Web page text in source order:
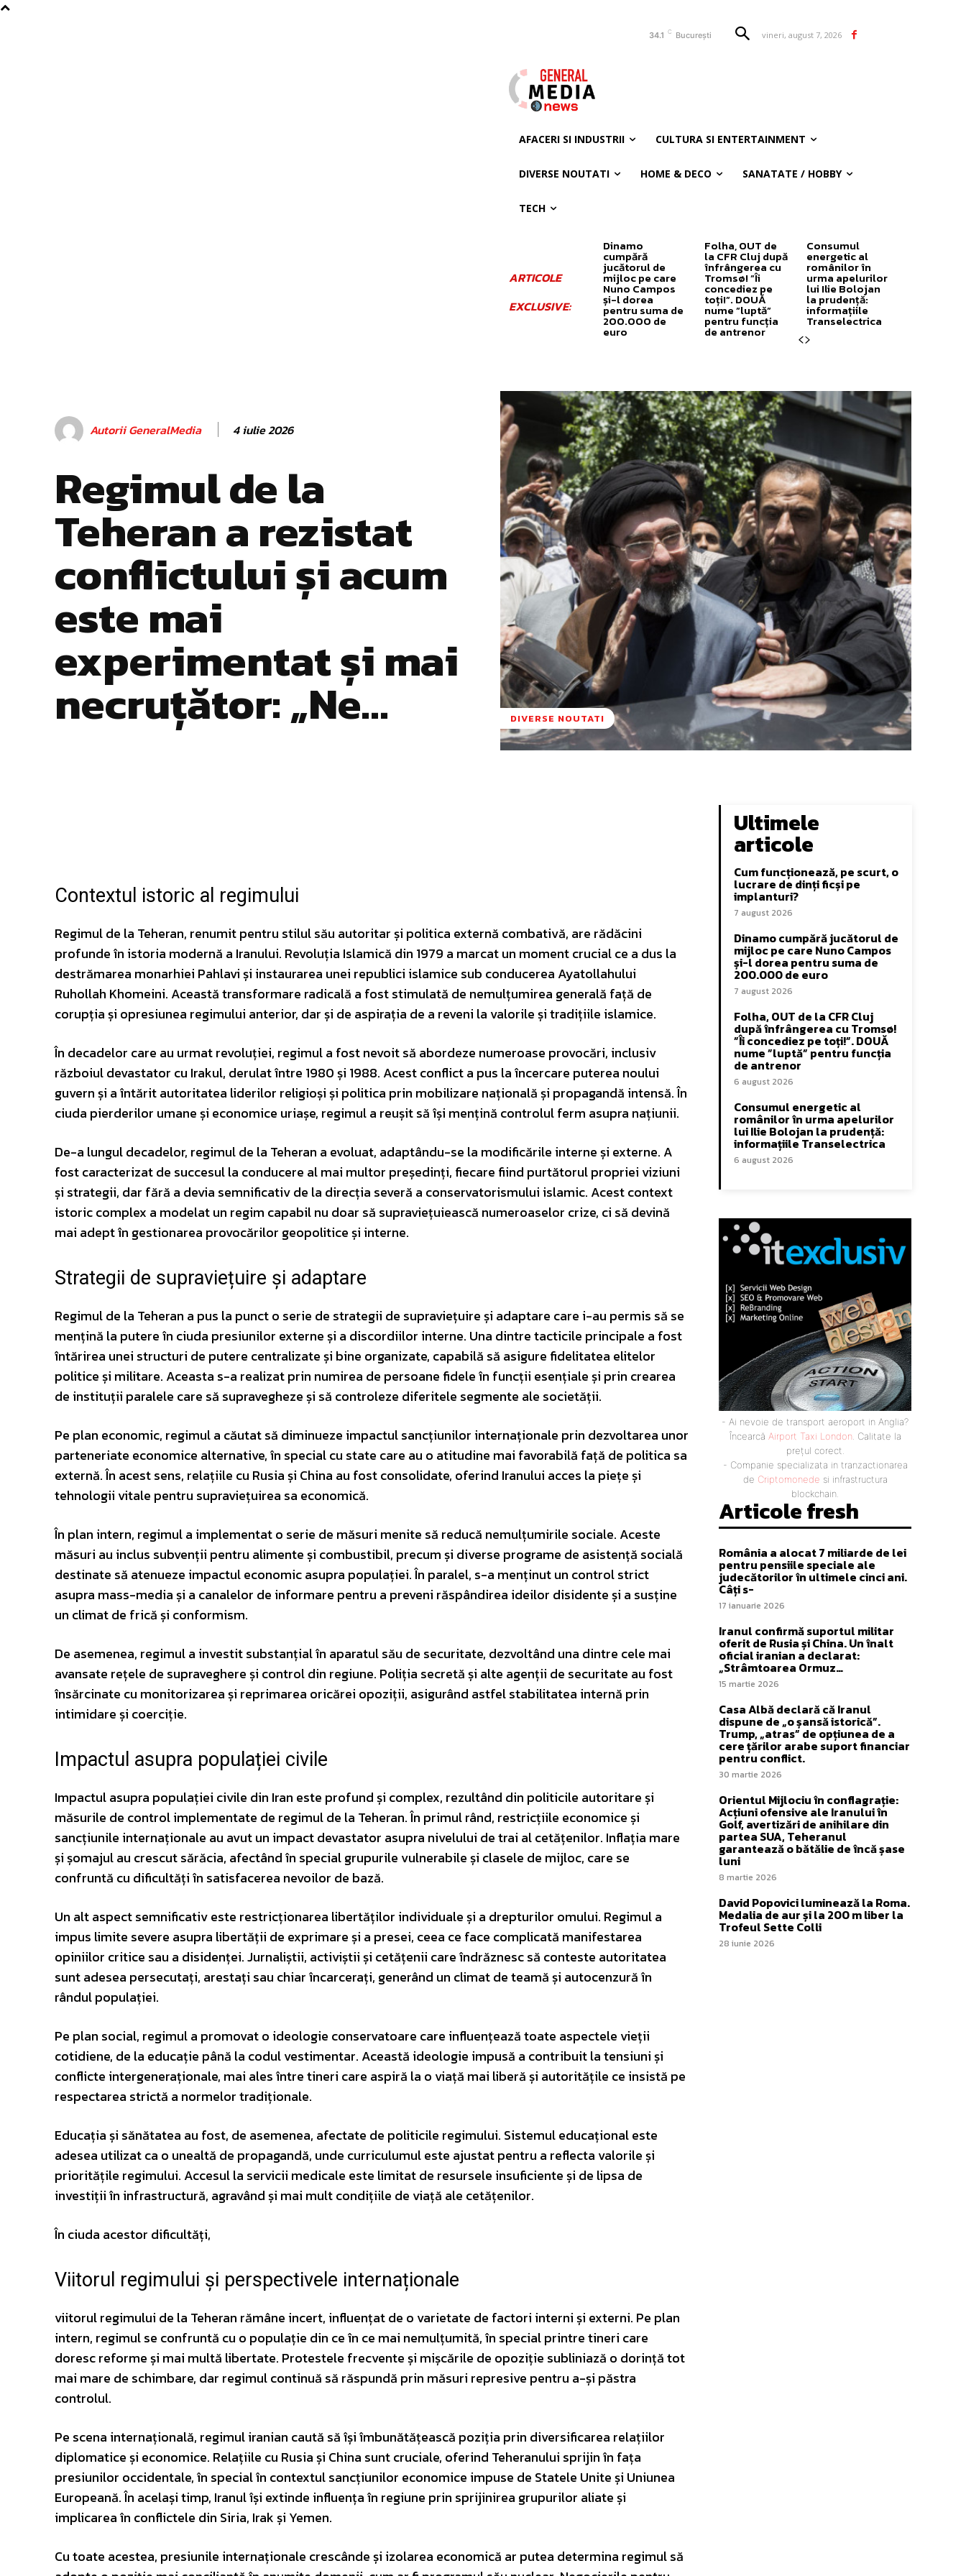
34.1 C București vineri, august 7, 2026
AFACERI SI INDUSTRII CULTURA SI ENTERTAINMENT
DIVERSE NOUTATI HOME & DECO SANATATE / HOBBY
TECH
ARTICOLE
EXCLUSIVE:
Dinamo
cumpără
jucătorul de
mijloc pe care
Nuno Campos
și-l dorea
pentru suma de
200.000 de
euro
Folha, OUT de
la CFR Cluj după
înfrângerea cu
Tromsø! ”Îi
concediez pe
toți!”. DOUĂ
nume ”luptă”
pentru funcția
de antrenor
Consumul
energetic al
românilor în
urma apelurilor
lui Ilie Bolojan
la prudență:
informațiile
Transelectrica
Autorii GeneralMedia 4 iulie 2026
Regimul de la
Teheran a rezistat
conflictului și acum
este mai
experimentat și mai
necruțător: „Ne… DIVERSE NOUTATI
Contextul istoric al regimului
Regimul de la Teheran, renumit pentru stilul său autoritar și politica externă combativă, are rădăcini
profunde în istoria modernă a Iranului. Revoluția Islamică din 1979 a marcat un moment crucial ce a dus la
destrămarea monarhiei Pahlavi și instaurarea unei republici islamice sub conducerea Ayatollahului
Ruhollah Khomeini. Această transformare radicală a fost stimulată de nemulțumirea generală față de
corupția și opresiunea regimului anterior, dar și de aspirația de a reveni la valorile și tradițiile islamice.
În decadelor care au urmat revoluției, regimul a fost nevoit să abordeze numeroase provocări, inclusiv
războiul devastator cu Irakul, derulat între 1980 și 1988. Acest conflict a pus la încercare puterea noului
guvern și a întărit autoritatea liderilor religioși și politica prin mobilizare națională și propagandă intensă. În
ciuda pierderilor umane și economice uriașe, regimul a reușit să își mențină controlul ferm asupra națiunii.
De-a lungul decadelor, regimul de la Teheran a evoluat, adaptându-se la modificările interne și externe. A
fost caracterizat de succesul la conducere al mai multor președinți, fiecare fiind purtătorul propriei viziuni
și strategii, dar fără a devia semnificativ de la direcția severă a conservatorismului islamic. Acest context
istoric complex a modelat un regim capabil nu doar să supraviețuiească numeroaselor crize, ci să devină
mai adept în gestionarea provocărilor geopolitice și interne.
Strategii de supraviețuire și adaptare
Regimul de la Teheran a pus la punct o serie de strategii de supraviețuire și adaptare care i-au permis să se
mențină la putere în ciuda presiunilor externe și a discordiilor interne. Una dintre tacticile principale a fost
întărirea unei structuri de putere centralizate și bine organizate, capabilă să asigure fidelitatea elitelor
politice și militare. Aceasta s-a realizat prin numirea de persoane fidele în funcții esențiale și prin crearea
de instituții paralele care să supravegheze și să controleze diferitele segmente ale societății.
Pe plan economic, regimul a căutat să diminueze impactul sancțiunilor internaționale prin dezvoltarea unor
parteneriate economice alternative, în special cu state care au o atitudine mai favorabilă față de politica sa
externă. În acest sens, relațiile cu Rusia și China au fost consolidate, oferind Iranului acces la piețe și
tehnologii vitale pentru supraviețuirea sa economică.
În plan intern, regimul a implementat o serie de măsuri menite să reducă nemulțumirile sociale. Aceste
măsuri au inclus subvenții pentru alimente și combustibil, precum și diverse programe de asistență socială
destinate să atenueze impactul economic asupra populației. În paralel, s-a menținut un control strict
asupra mass-media și a canalelor de informare pentru a preveni răspândirea ideilor disidente și a susține
un climat de frică și conformism.
De asemenea, regimul a investit substanțial în aparatul său de securitate, dezvoltând una dintre cele mai
avansate rețele de supraveghere și control din regiune. Poliția secretă și alte agenții de securitate au fost
însărcinate cu monitorizarea și reprimarea oricărei opoziții, asigurând astfel stabilitatea internă prin
intimidare și coerciție.
Impactul asupra populației civile
Impactul asupra populației civile din Iran este profund și complex, rezultând din politicile autoritare și
măsurile de control implementate de regimul de la Teheran. În primul rând, restricțiile economice și
sancțiunile internaționale au avut un impact devastator asupra nivelului de trai al cetățenilor. Inflația mare
și șomajul au crescut sărăcia, afectând în special grupurile vulnerabile și clasele de mijloc, care se
confruntă cu dificultăți în satisfacerea nevoilor de bază.
Un alt aspect semnificativ este restricționarea libertăților individuale și a drepturilor omului. Regimul a
impus limite severe asupra libertății de exprimare și a presei, ceea ce face complicată manifestarea
opiniilor critice sau a disidenței. Jurnaliștii, activiștii și cetățenii care îndrăznesc să conteste autoritatea
sunt adesea persecutați, arestați sau chiar încarcerați, generând un climat de teamă și autocenzură în
rândul populației.
Pe plan social, regimul a promovat o ideologie conservatoare care influențează toate aspectele vieții
cotidiene, de la educație până la codul vestimentar. Această ideologie impusă a contribuit la tensiuni și
conflicte intergeneraționale, mai ales între tineri care aspiră la o viață mai liberă și autoritățile ce insistă pe
respectarea strictă a normelor tradiționale.
Educația și sănătatea au fost, de asemenea, afectate de politicile regimului. Sistemul educațional este
adesea utilizat ca o unealtă de propagandă, unde curriculumul este ajustat pentru a reflecta valorile și
prioritățile regimului. Accesul la servicii medicale este limitat de resursele insuficiente și de lipsa de
investiții în infrastructură, agravând și mai mult condițiile de viață ale cetățenilor.
În ciuda acestor dificultăți,
Viitorul regimului și perspectivele internaționale
viitorul regimului de la Teheran rămâne incert, influențat de o varietate de factori interni și externi. Pe plan
intern, regimul se confruntă cu o populație din ce în ce mai nemulțumită, în special printre tineri care
doresc reforme și mai multă libertate. Protestele frecvente și mișcările de opoziție subliniază o dorință tot
mai mare de schimbare, dar regimul continuă să răspundă prin măsuri represive pentru a-și păstra
controlul.
Pe scena internațională, regimul iranian caută să își îmbunătățească poziția prin diversificarea relațiilor
diplomatice și economice. Relațiile cu Rusia și China sunt cruciale, oferind Teheranului sprijin în fața
presiunilor occidentale, în special în contextul sancțiunilor economice impuse de Statele Unite și Uniunea
Europeană. În același timp, Iranul își extinde influența în regiune prin sprijinirea grupurilor aliate și
implicarea în conflictele din Siria, Irak și Yemen.
Cu toate acestea, presiunile internaționale crescânde și izolarea economică ar putea determina regimul să
Ultimele
articole
Cum funcționează, pe scurt, o
lucrare de dinți ficși pe
implanturi?
7 august 2026
Dinamo cumpără jucătorul de
mijloc pe care Nuno Campos
și-l dorea pentru suma de
200.000 de euro
7 august 2026
Folha, OUT de la CFR Cluj
după înfrângerea cu Tromsø!
”Îi concediez pe toți!”. DOUĂ
nume ”luptă” pentru funcția
de antrenor
6 august 2026
Consumul energetic al
românilor în urma apelurilor
lui Ilie Bolojan la prudență:
informațiile Transelectrica
6 august 2026
- Ai nevoie de transport aeroport in Anglia?
Încearcă Airport Taxi London. Calitate la
prețul corect.
- Companie specializata in tranzactionarea
de Criptomonede si infrastructura
blockchain.
Articole fresh
România a alocat 7 miliarde de lei
pentru pensiile speciale ale
judecătorilor în ultimele cinci ani.
Câți s-
17 ianuarie 2026
Iranul confirmă suportul militar
oferit de Rusia și China. Un înalt
oficial iranian a declarat:
„Strâmtoarea Ormuz…
15 martie 2026
Casa Albă declară că Iranul
dispune de „o șansă istorică”.
Trump, „atras” de opțiunea de a
cere țărilor arabe suport financiar
pentru conflict.
30 martie 2026
Orientul Mijlociu în conflagrație:
Acțiuni ofensive ale Iranului în
Golf, avertizări de anihilare din
partea SUA, Teheranul
garantează o bătălie de încă șase
luni
8 martie 2026
David Popovici luminează la Roma.
Medalia de aur și la 200 m liber la
Trofeul Sette Colli
28 iunie 2026